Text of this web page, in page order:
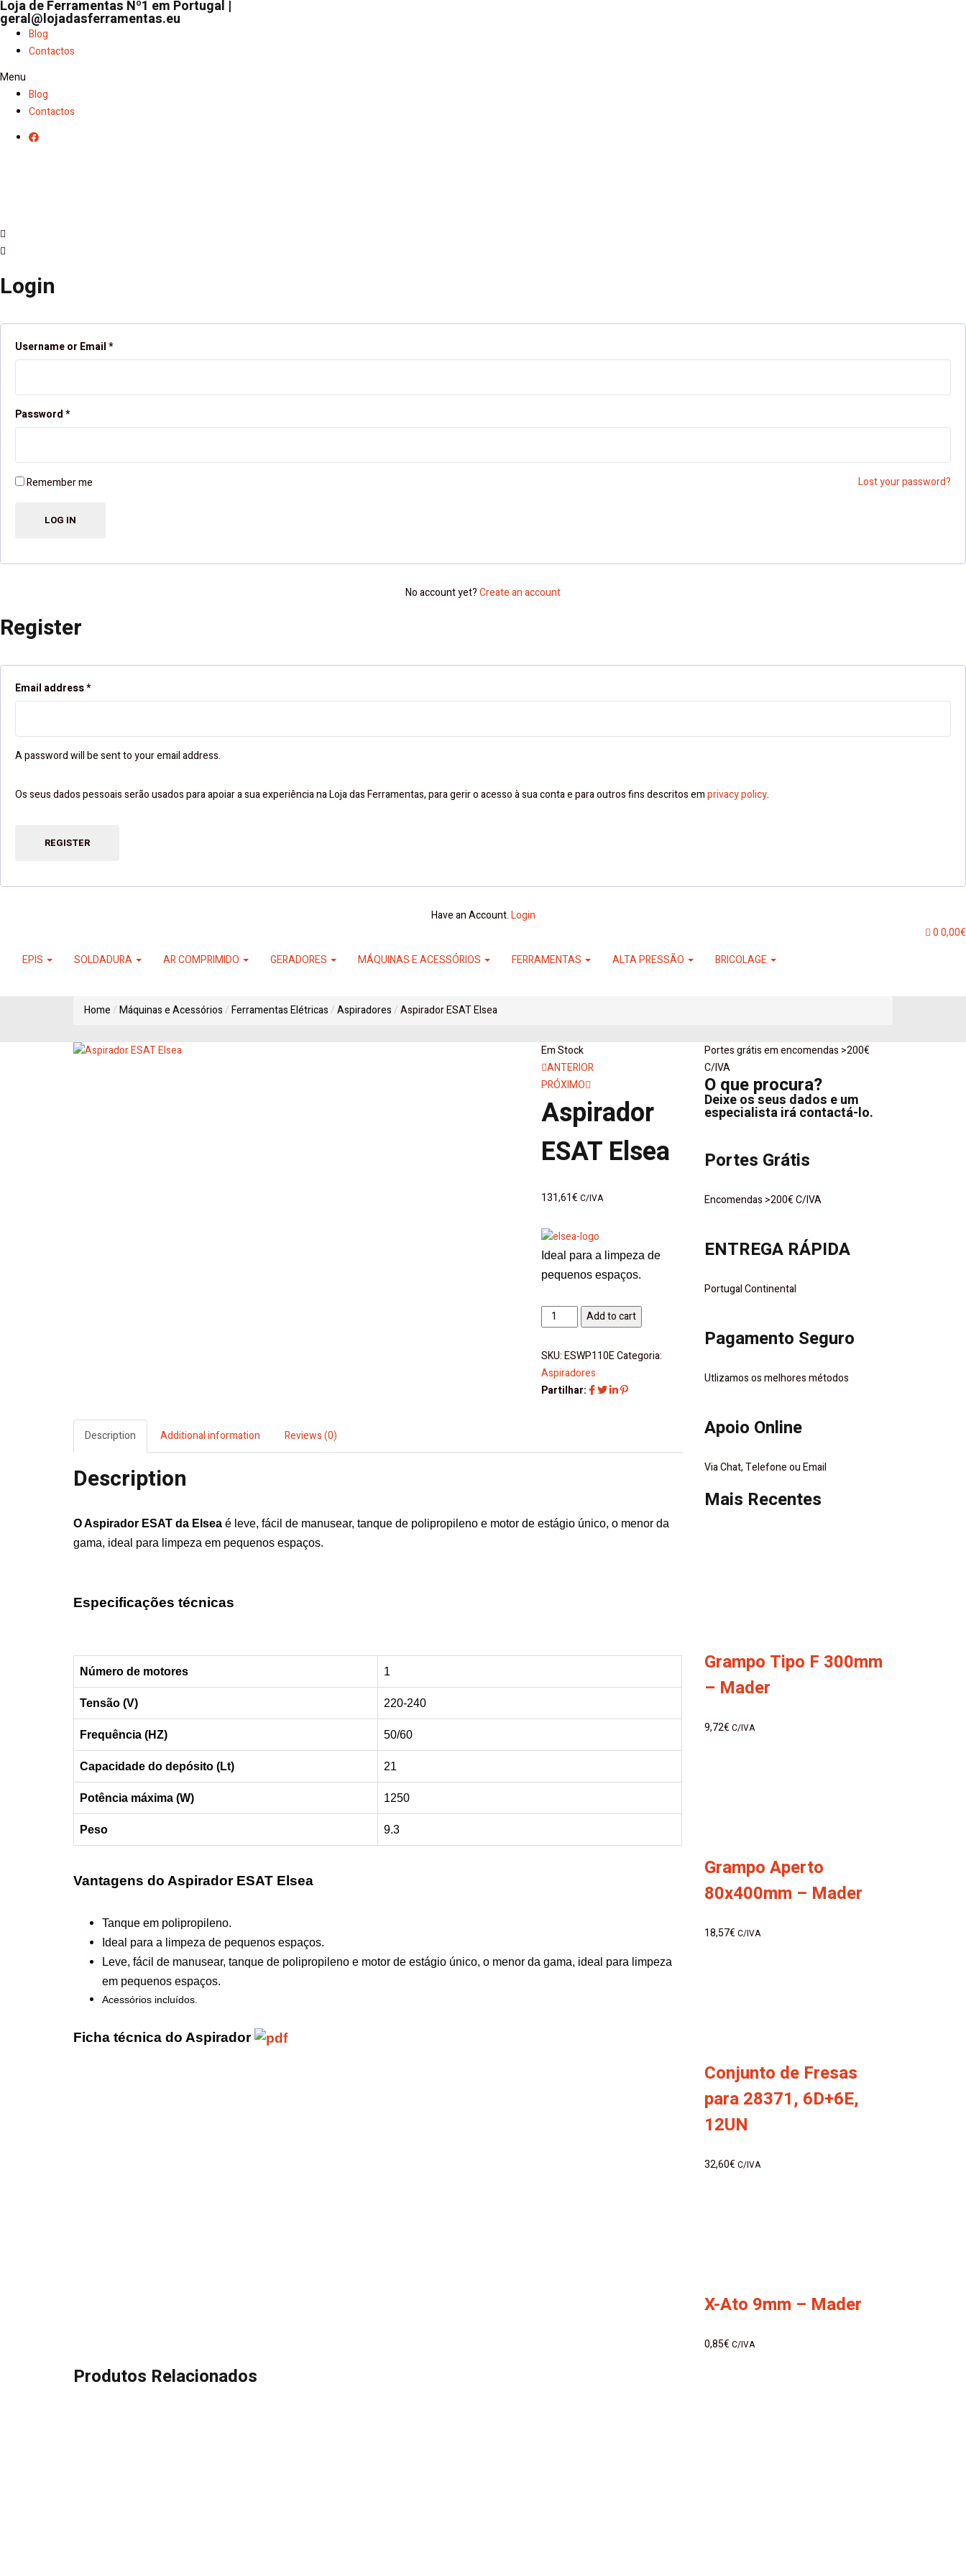
Loja de Ferramentas Nº1 em Portugal |
geral@lojadasferramentas.eu
Blog
Contactos
Menu
Blog
Contactos
Login
Username or Email*
Password*
Remember me Lost your password?
No account yet?Create an account
Register
Email address*
A password will be sent to your email address.
Os seus dados pessoais serão usados ​​para apoiar a sua experiência na Loja das Ferramentas, para gerir o acesso à sua conta e para outros fins descritos emprivacy policy.
REGISTER
Have an Account.Login
00,00€
EPIS
SOLDADURA AR COMPRIMIDO GERADORES MÁQUINAS E ACESSÓRIOS FERRAMENTAS ALTA PRESSÃO BRICOLAGE
Home Máquinas e Acessórios Ferramentas Elétricas Aspiradores Aspirador ESAT Elsea
Em Stock
Navegação
de
artigos
ANTERIOR
PRÓXIMO
Aspirador
ESAT Elsea
131,61€ C/IVA
Ideal para a limpeza de
pequenos espaços.
Aspirador
ESAT
Elsea
quantity
Add to cart
SKU:ESWP110ECategoria:
Aspiradores
Partilhar:
Description Additional information Reviews (0)
Description
O Aspirador ESAT da Elsea é leve, fácil de manusear, tanque de polipropileno e motor de estágio único, o menor da
gama, ideal para limpeza em pequenos espaços.
Especificações técnicas
Número de motores 1
Tensão (V) 220-240
Frequência (HZ) 50/60
Capacidade do depósito (Lt) 21
Potência máxima (W) 1250
Peso 9.3
Vantagens do Aspirador ESAT Elsea
Tanque em polipropileno.
Ideal para a limpeza de pequenos espaços.
Leve, fácil de manusear, tanque de polipropileno e motor de estágio único, o menor da gama, ideal para limpeza
em pequenos espaços.
Acessórios incluídos.
Ficha técnica do Aspirador
Portes grátis em encomendas >200€
C/IVA
O que procura?
Deixe os seus dados e um
especialista irá contactá-lo.
Portes Grátis
Encomendas >200€ C/IVA
ENTREGA RÁPIDA
Portugal Continental
Pagamento Seguro
Utlizamos os melhores métodos
Apoio Online
Via Chat, Telefone ou Email
Mais Recentes
Grampo Tipo F 300mm
– Mader
9,72€ C/IVA
Grampo Aperto
80x400mm – Mader
18,57€ C/IVA
Conjunto de Fresas
para 28371, 6D+6E,
12UN
32,60€ C/IVA
X-Ato 9mm – Mader
0,85€ C/IVA
Produtos Relacionados